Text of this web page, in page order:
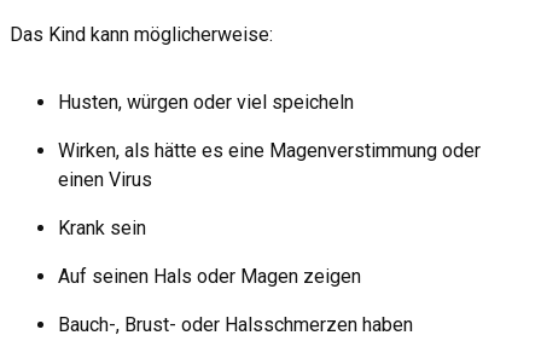
Das Kind kann möglicherweise:
Husten, würgen oder viel speicheln
Wirken, als hätte es eine Magenverstimmung oder
einen Virus
Krank sein
Auf seinen Hals oder Magen zeigen
Bauch-, Brust- oder Halsschmerzen haben